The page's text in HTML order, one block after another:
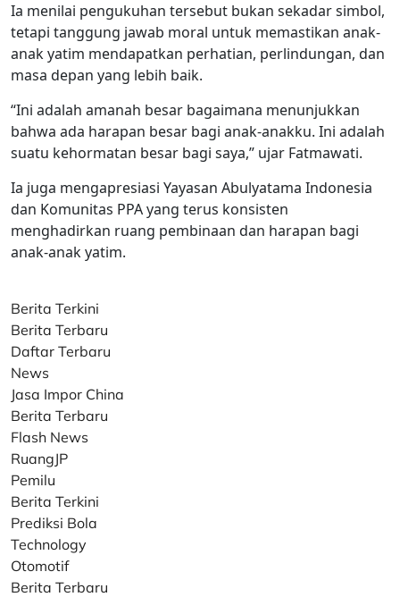
Ia menilai pengukuhan tersebut bukan sekadar simbol,
tetapi tanggung jawab moral untuk memastikan anak-
anak yatim mendapatkan perhatian, perlindungan, dan
masa depan yang lebih baik.
“Ini adalah amanah besar bagaimana menunjukkan
bahwa ada harapan besar bagi anak-anakku. Ini adalah
suatu kehormatan besar bagi saya,” ujar Fatmawati.
Ia juga mengapresiasi Yayasan Abulyatama Indonesia
dan Komunitas PPA yang terus konsisten
menghadirkan ruang pembinaan dan harapan bagi
anak-anak yatim.
Berita Terkini
Berita Terbaru
Daftar Terbaru
News
Jasa Impor China
Berita Terbaru
Flash News
RuangJP
Pemilu
Berita Terkini
Prediksi Bola
Technology
Otomotif
Berita Terbaru